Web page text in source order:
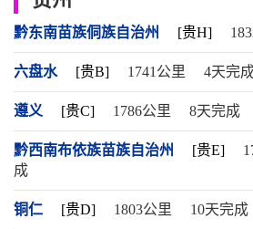
黔东南苗族侗族自治州 [贵H]
六盘水 [贵B] 1741公里 4天完
遵义 [贵C] 1786公里 8天完成
黔西南布依族苗族自治州 [贵E]
成
铜仁 [贵D] 1803公里 10天完成